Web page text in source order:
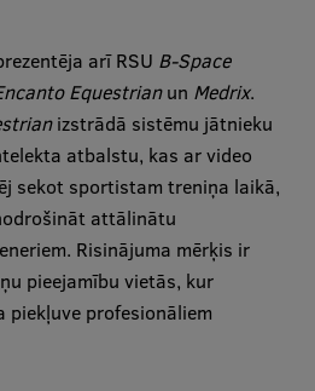
partneri
Latvijā
arī RSU B-Space
Equestrianun Medrix.
izstrādā sistēmu jātnieku
atbalstu, kas ar video
sekot sportistam treniņa laikā,
attālinātu
Risinājuma mērķis ir
pieejamību vietās, kur
profesionāliem